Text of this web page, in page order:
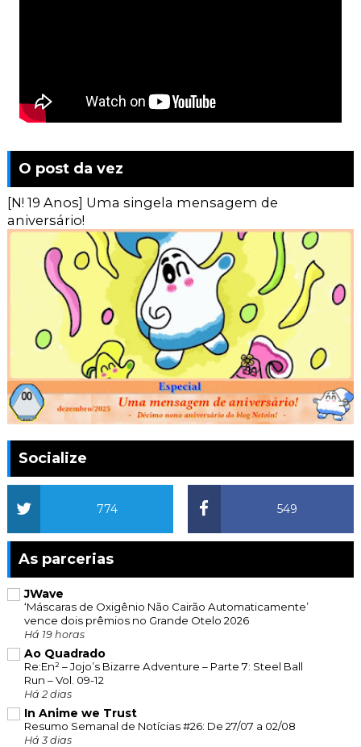
O post da vez
[N! 19 Anos] Uma singela mensagem de
aniversário!
Socialize
549
774
As parcerias
JWave
‘Máscaras de Oxigênio Não Cairão Automaticamente’
vence dois prêmios no Grande Otelo 2026
Há 19 horas
Ao Quadrado
Re:En² – Jojo’s Bizarre Adventure – Parte 7: Steel Ball
Run – Vol. 09-12
Há 2 dias
In Anime we Trust
Resumo Semanal de Notícias #26: De 27/07 a 02/08
Há 3 dias